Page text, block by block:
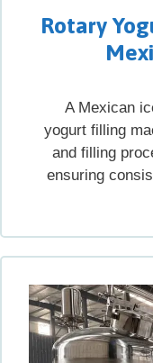
Rotary
A
yogurt filling
and filling
ensuring